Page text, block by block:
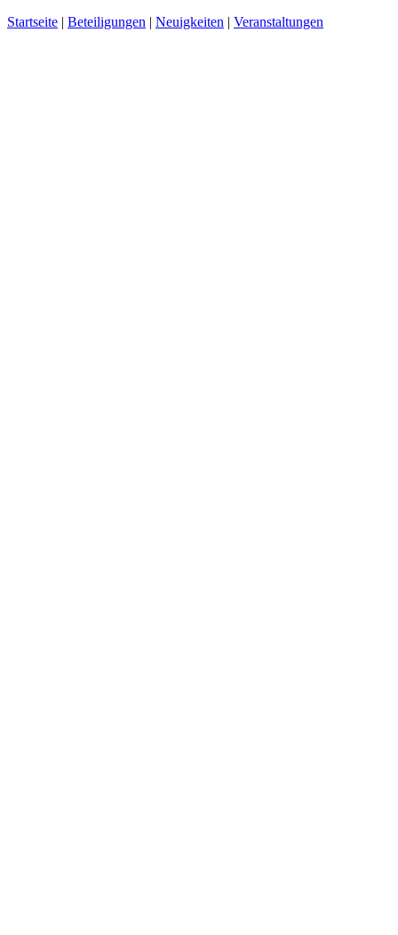
Startseite | Beteiligungen | Neuigkeiten | Veranstaltungen